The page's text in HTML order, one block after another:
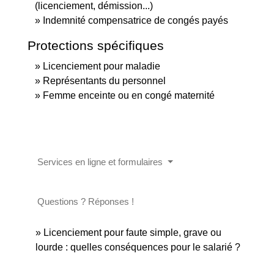
(licenciement, démission...)
Indemnité compensatrice de congés payés
Protections spécifiques
Licenciement pour maladie
Représentants du personnel
Femme enceinte ou en congé maternité
Services en ligne et formulaires
Questions ? Réponses !
Licenciement pour faute simple, grave ou
lourde : quelles conséquences pour le salarié ?